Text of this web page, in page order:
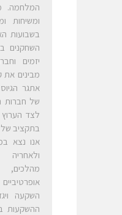
המלחמה.
ומשיחות
בשבועות
השחקנים
יזמים
מבינים את
אתגר
לצד
אנו נצא
השקעה
ההשקעות